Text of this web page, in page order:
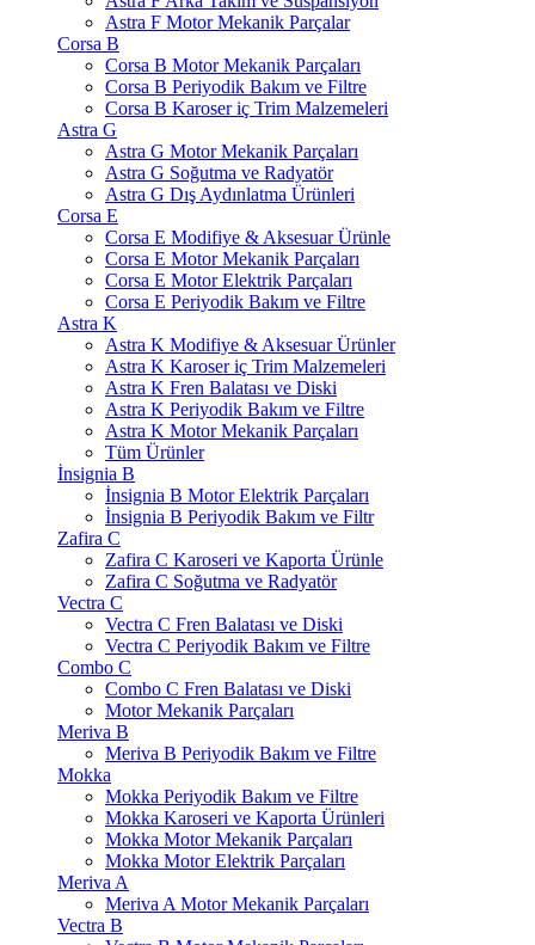
Astra F Motor Mekanik Parçalar
Corsa B
Corsa B Motor Mekanik Parçaları
Corsa B Periyodik Bakım ve Filtre
Corsa B Karoser iç Trim Malzemeleri
Astra G
Astra G Motor Mekanik Parçaları
Astra G Soğutma ve Radyatör
Astra G Dış Aydınlatma Ürünleri
Corsa E
Corsa E Modifiye & Aksesuar Ürünle
Corsa E Motor Mekanik Parçaları
Corsa E Motor Elektrik Parçaları
Corsa E Periyodik Bakım ve Filtre
Astra K
Astra K Modifiye & Aksesuar Ürünler
Astra K Karoser iç Trim Malzemeleri
Astra K Fren Balatası ve Diski
Astra K Periyodik Bakım ve Filtre
Astra K Motor Mekanik Parçaları
Tüm Ürünler
İnsignia B
İnsignia B Motor Elektrik Parçaları
İnsignia B Periyodik Bakım ve Filtr
Zafira C
Zafira C Karoseri ve Kaporta Ürünle
Zafira C Soğutma ve Radyatör
Vectra C
Vectra C Fren Balatası ve Diski
Vectra C Periyodik Bakım ve Filtre
Combo C
Combo C Fren Balatası ve Diski
Motor Mekanik Parçaları
Meriva B
Meriva B Periyodik Bakım ve Filtre
Mokka
Mokka Periyodik Bakım ve Filtre
Mokka Karoseri ve Kaporta Ürünleri
Mokka Motor Mekanik Parçaları
Mokka Motor Elektrik Parçaları
Meriva A
Meriva A Motor Mekanik Parçaları
Vectra B